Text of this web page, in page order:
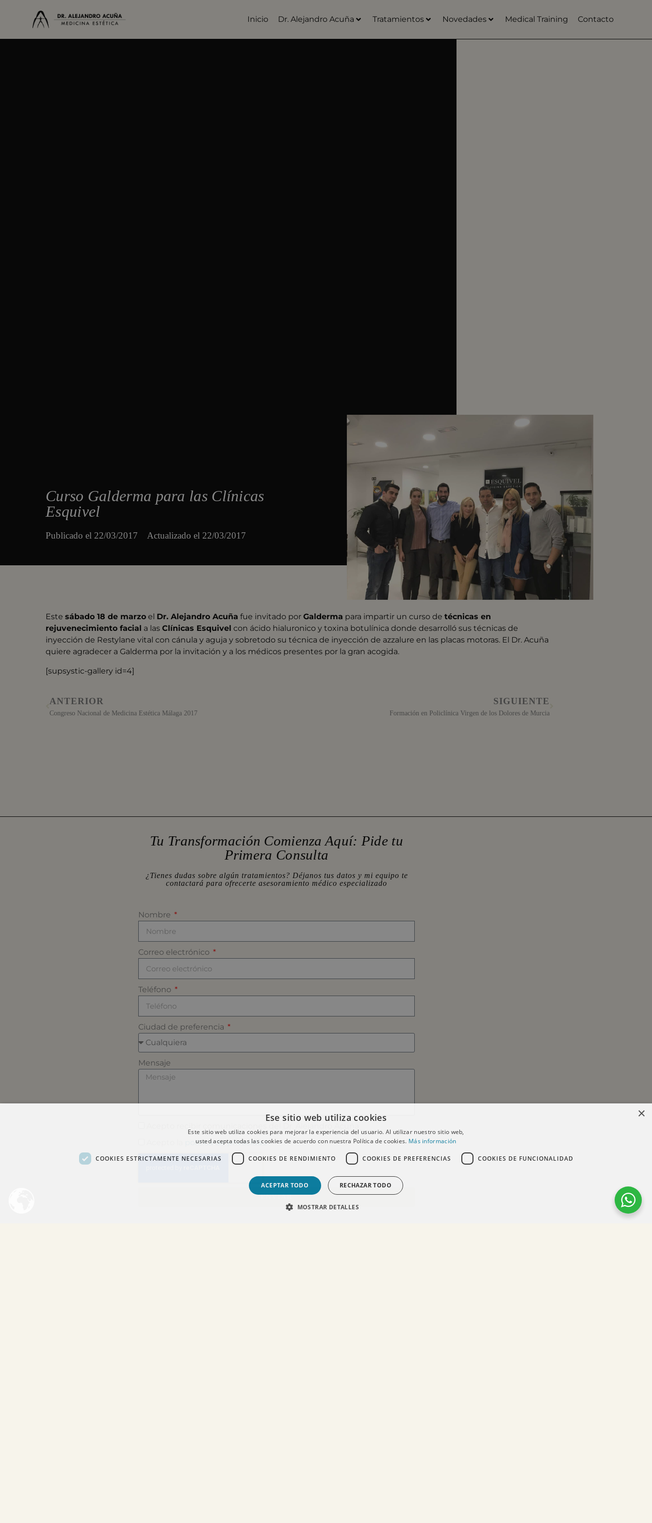
Inicio Dr. Alejandro Acuña Tratamientos Novedades Medical Training Contacto
Curso Galderma para las Clínicas
Esquivel
Publicado el 22/03/2017 Actualizado el 22/03/2017
Estesábado 18 de marzo el Dr. Alejandro Acuña fue invitado porGalderma para impartir un curso detécnicas en
rejuvenecimiento facial a lasClínicas Esquivel con ácido hialuronico y toxina botulínica donde desarrolló sus técnicas de
inyección de Restylane vital con cánula y aguja y sobretodo su técnica de inyección de azzalure en las placas motoras. El Dr. Acuña
quiere agradecer a Galderma por la invitación y a los médicos presentes por la gran acogida.
[supsystic-gallery id=4]
ANTERIOR
Congreso Nacional de Medicina Estética Málaga 2017
SIGUIENTE
Formación en Policlínica Virgen de los Dolores de Murcia
Tu Transformación Comienza Aquí: Pide tu
Primera Consulta
¿Tienes dudas sobre algún tratamientos? Déjanos tus datos y mi equipo te
contactará para ofrecerte asesoramiento médico especializado
Nombre
Correo electrónico
Teléfono
Ciudad de preferencia
Mensaje
política de privacidad*
ENVIAR
×
Ese sitio web utiliza cookies
Este sitio web utiliza cookies para mejorar la experiencia del usuario. Al utilizar nuestro sitio web,
usted acepta todas las cookies de acuerdo con nuestra Política de cookies. Más información
COOKIES ESTRICTAMENTE NECESARIAS COOKIES DE RENDIMIENTO COOKIES DE PREFERENCIAS COOKIES DE FUNCIONALIDAD
ACEPTAR TODO RECHAZAR TODO
MOSTRAR DETALLES